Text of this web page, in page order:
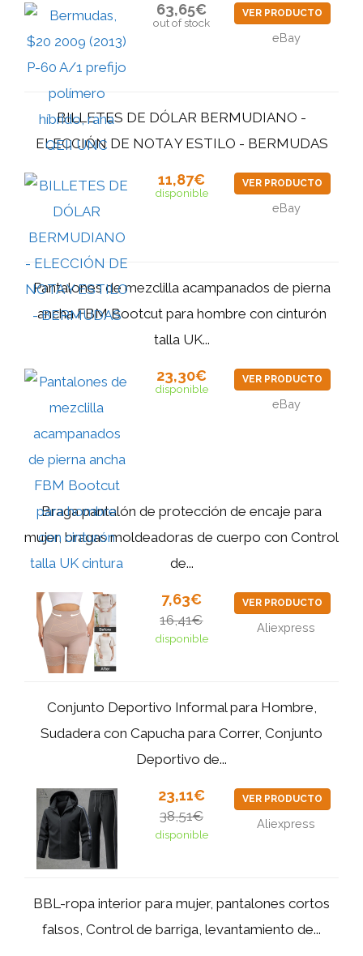
63,65€
out of stock
VER PRODUCTO
eBay
BILLETES DE DÓLAR BERMUDIANO -
ELECCIÓN DE NOTA Y ESTILO - BERMUDAS
11,87€
disponible
VER PRODUCTO
eBay
Pantalones de mezclilla acampanados de pierna
ancha FBM Bootcut para hombre con cinturón
talla UK...
23,30€
disponible
VER PRODUCTO
eBay
Braga pantalón de protección de encaje para
mujer, bragas moldeadoras de cuerpo con Control
de...
7,63€
16,41€
disponible
VER PRODUCTO
Aliexpress
Conjunto Deportivo Informal para Hombre,
Sudadera con Capucha para Correr, Conjunto
Deportivo de...
23,11€
38,51€
disponible
VER PRODUCTO
Aliexpress
BBL-ropa interior para mujer, pantalones cortos
falsos, Control de barriga, levantamiento de...